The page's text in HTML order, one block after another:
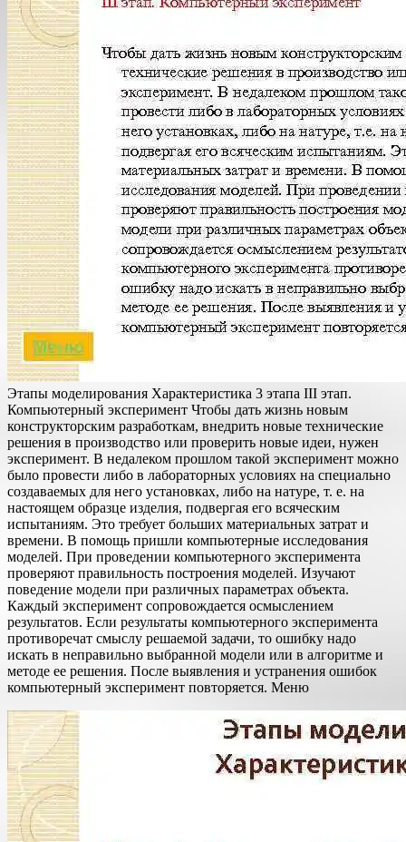
Этапы моделирования Характеристика 3 этапа III этап.
Компьютерный эксперимент Чтобы дать жизнь новым
конструкторским разработкам, внедрить новые технические
решения в производство или проверить новые идеи, нужен
эксперимент. В недалеком прошлом такой эксперимент можно
было провести либо в лабораторных условиях на специально
создаваемых для него установках, либо на натуре, т. е. на
настоящем образце изделия, подвергая его всяческим
испытаниям. Это требует больших материальных затрат и
времени. В помощь пришли компьютерные исследования
моделей. При проведении компьютерного эксперимента
проверяют правильность построения моделей. Изучают
поведение модели при различных параметрах объекта.
Каждый эксперимент сопровождается осмыслением
результатов. Если результаты компьютерного эксперимента
противоречат смыслу решаемой задачи, то ошибку надо
искать в неправильно выбранной модели или в алгоритме и
методе ее решения. После выявления и устранения ошибок
компьютерный эксперимент повторяется. Меню